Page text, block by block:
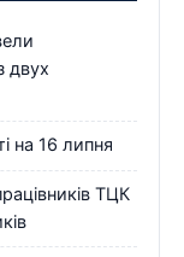
двух
на 16 липня
ТЦК